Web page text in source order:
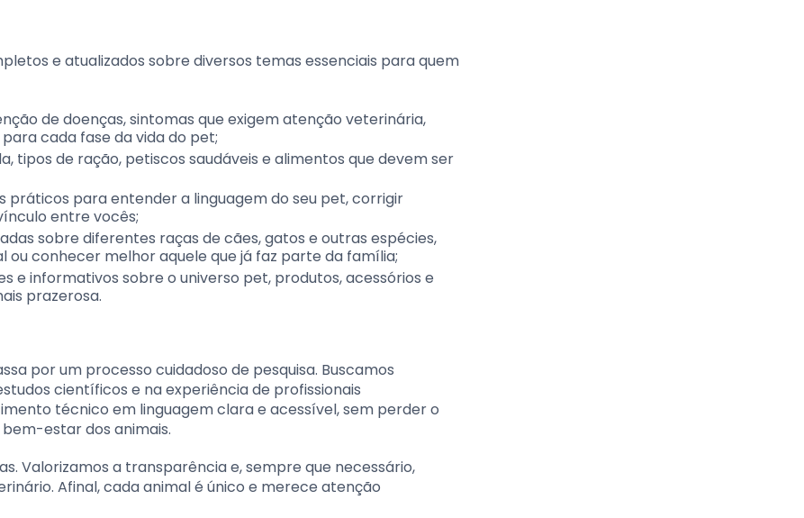
e atualizados sobre diversos temas essenciais para quem
de doenças, sintomas que exigem atenção veterinária,
cada fase da vida do pet;
tipos de ração, petiscos saudáveis e alimentos que devem ser
práticos para entender a linguagem do seu pet, corrigir
entre vocês;
sobre diferentes raças de cães, gatos e outras espécies,
conhecer melhor aquele que já faz parte da família;
e informativos sobre o universo pet, produtos, acessórios e
prazerosa.
por um processo cuidadoso de pesquisa. Buscamos
científicos e na experiência de profissionais
técnico em linguagem clara e acessível, sem perder o
estar dos animais.
Valorizamos a transparência e, sempre que necessário,
Afinal, cada animal é único e merece atenção